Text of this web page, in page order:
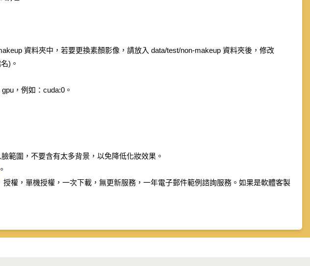
資料夾中，若要更換素顏影像，請放入 data/test/non-makeup 資料夾後，修改
)。
，例如：cuda:0。
範圍，不要含有太多背景，以免降低化妝效果。
。
權，單機授權，一次下載，無更新服務，一年電子郵件範例諮詢服務。如果是軟體客製